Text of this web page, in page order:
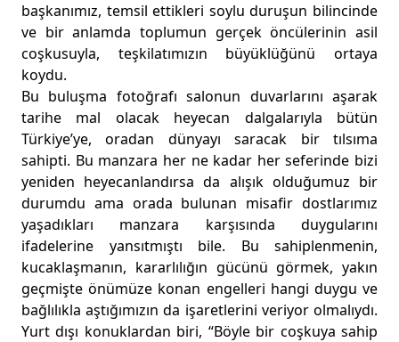
başkanımız, temsil ettikleri soylu duruşun bilincinde
ve bir anlamda toplumun gerçek öncülerinin asil
coşkusuyla, teşkilatımızın büyüklüğünü ortaya
koydu.
Bu buluşma fotoğrafı salonun duvarlarını aşarak
tarihe mal olacak heyecan dalgalarıyla bütün
Türkiye’ye, oradan dünyayı saracak bir tılsıma
sahipti. Bu manzara her ne kadar her seferinde bizi
yeniden heyecanlandırsa da alışık olduğumuz bir
durumdu ama orada bulunan misafir dostlarımız
yaşadıkları manzara karşısında duygularını
ifadelerine yansıtmıştı bile. Bu sahiplenmenin,
kucaklaşmanın, kararlılığın gücünü görmek, yakın
geçmişte önümüze konan engelleri hangi duygu ve
bağlılıkla aştığımızın da işaretlerini veriyor olmalıydı.
Yurt dışı konuklardan biri, “Böyle bir coşkuya sahip